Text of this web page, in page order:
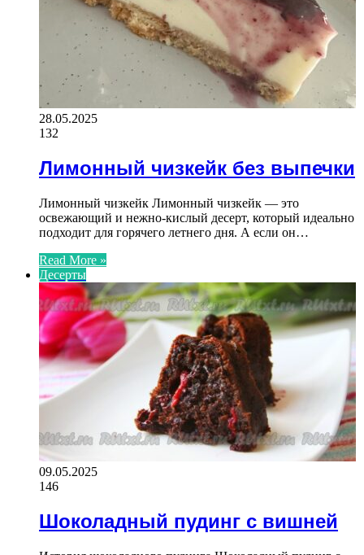
28.05.2025
132
Лимонный чизкейк без выпечки
Лимонный чизкейк Лимонный чизкейк — это
освежающий и нежно-кислый десерт, который идеально
подходит для горячего летнего дня. А если он…
Read More »
Десерты
09.05.2025
146
Шоколадный пудинг с вишней